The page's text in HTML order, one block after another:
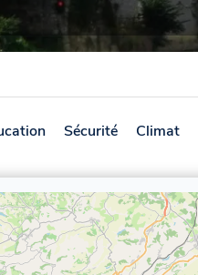
Sécurité Climat